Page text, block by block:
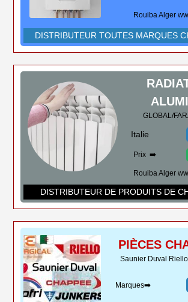
Rouiba Alger
DISTRIBUTEUR TOUTES MARQUES
GLOBAL/
Italie
Prix ➡️
Rouiba Alger
DISTRIBUTEUR DE PRODUITS DE
PIÈCES
Saunier Duval Riello
Marques➡️